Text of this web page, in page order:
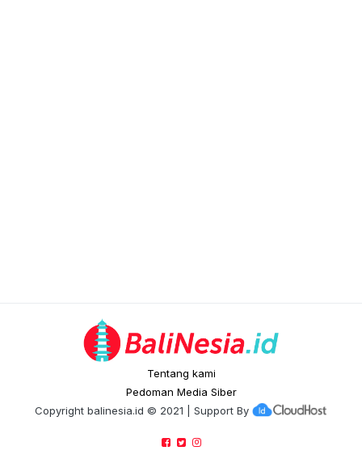
Tentang kami
Pedoman Media Siber
Copyright balinesia.id © 2021 | Support By